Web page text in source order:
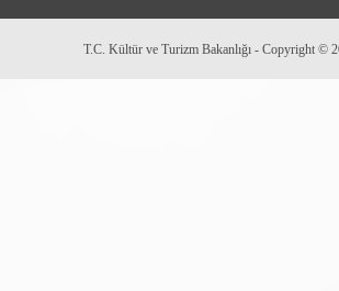
T.C. Kültür ve Turizm Bakanlığı - Copyright ©